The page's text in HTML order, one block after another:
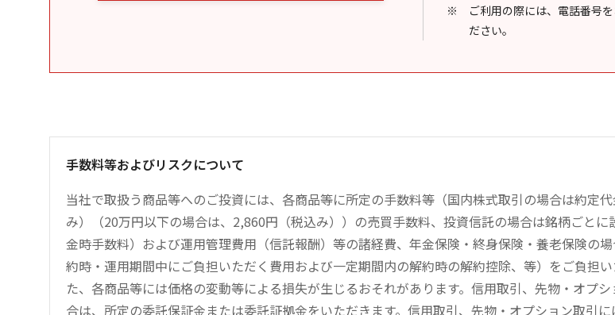
ご利用の際には、電話番号
ださい。
手数料等およびリスクについて
当社で取扱う商品等へのご投資には、各商品等に所定の手数料等（国内株式取引の場合は約定
み）（20万円以下の場合は、2,860円（税込み））の売買手数料、投資信託の場合は銘柄ごと
金時手数料）および運用管理費用（信託報酬）等の諸経費、年金保険・終身保険・養老保険の
約時・運用期間中にご負担いただく費用および一定期間内の解約時の解約控除、等）をご負担
た、各商品等には価格の変動等による損失が生じるおそれがあります。信用取引、先物・オプ
合は、所定の委託保証金または委託証拠金をいただきます。信用取引、先物・オプション取引